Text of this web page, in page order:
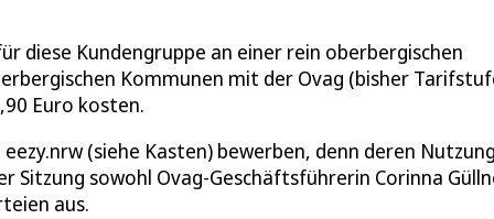
diese Kundengruppe an einer rein oberbergischen
Kommunen mit der Ovag (bisher
Euro kosten.
(siehe Kasten) bewerben, denn deren
Sitzung sowohl Ovag-Geschäftsführerin Corinna
aus.